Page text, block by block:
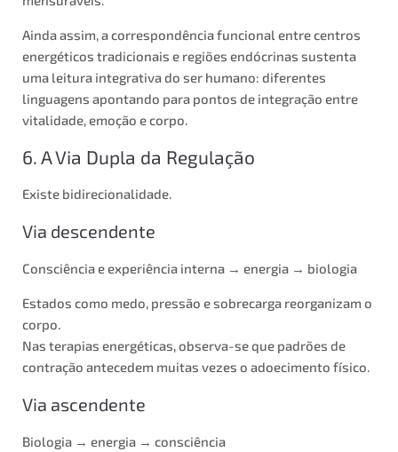
Ainda assim, a correspondência funcional entre centros
energéticos tradicionais e regiões endócrinas sustenta
uma leitura integrativa do ser humano: diferentes
linguagens apontando para pontos de integração entre
vitalidade, emoção e corpo.
6. A Via Dupla da Regulação
Existe bidirecionalidade.
Via descendente
Consciência e experiência interna → energia → biologia
Estados como medo, pressão e sobrecarga reorganizam o
corpo.
Nas terapias energéticas, observa-se que padrões de
contração antecedem muitas vezes o adoecimento físico.
Via ascendente
Biologia → energia → consciência